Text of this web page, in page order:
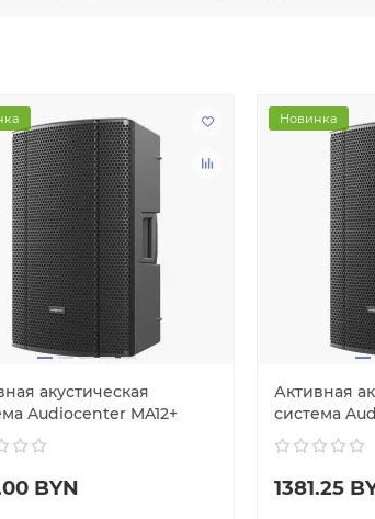
акустическая
Audiocenter MA12+
BYN
Новинка
Активная
система
1381.25